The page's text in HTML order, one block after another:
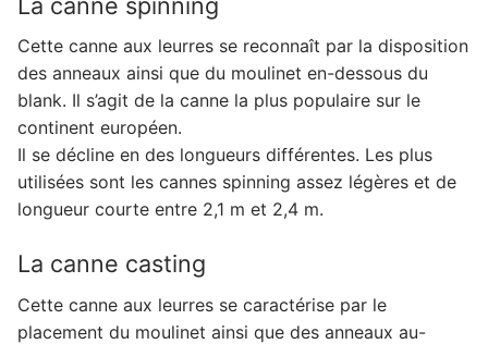
Cette canne aux leurres se reconnaît par la disposition
des anneaux ainsi que du moulinet en-dessous du
blank. Il s’agit de la canne la plus populaire sur le
continent européen.
Il se décline en des longueurs différentes. Les plus
utilisées sont les cannes spinning assez légères et de
longueur courte entre 2,1 m et 2,4 m.
La canne casting
Cette canne aux leurres se caractérise par le
placement du moulinet ainsi que des anneaux au-